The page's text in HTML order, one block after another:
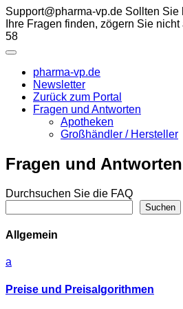
Skip
to
content
Support@pharma-vp.de Sollten Sie
Ihre Fragen finden, zögern Sie
58
pharma-vp.de
Newsletter
Zurück zum Portal
Fragen und Antworten
Apotheken
Großhändler / Hersteller
Fragen und Antworten
Durchsuchen Sie die FAQ
Suchen
Allgemein
a
Preise und Preisalgorithmen